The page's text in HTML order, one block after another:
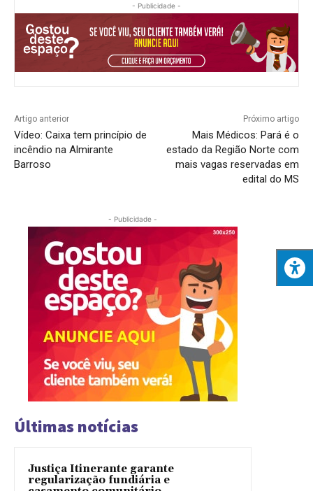
- Publicidade -
Artigo anterior
Vídeo: Caixa tem princípio de
incêndio na Almirante
Barroso
Próximo artigo
Mais Médicos: Pará é o
estado da Região Norte com
mais vagas reservadas em
edital do MS
- Publicidade -
Últimas notícias
Justiça Itinerante garante
regularização fundiária e